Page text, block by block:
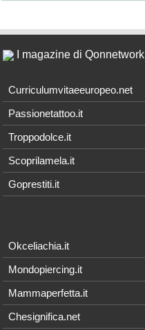
I magazine di Qonnetwork
Curriculumvitaeeuropeo.net
Passionetattoo.it
Troppodolce.it
Scoprilamela.it
Goprestiti.it
Okceliachia.it
Mondopiercing.it
Mammaperfetta.it
Chesignifica.net